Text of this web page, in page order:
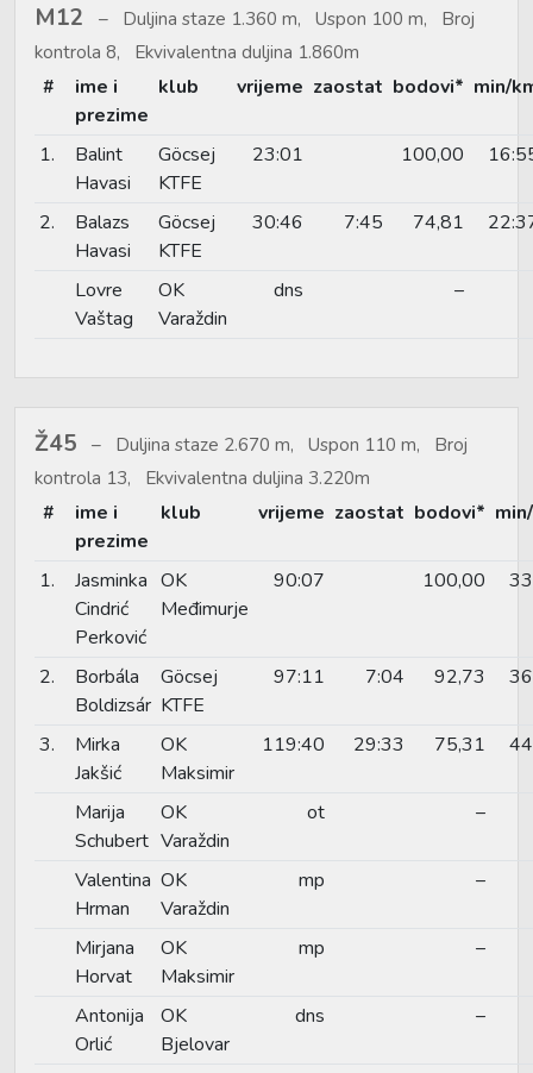
M12
Duljina staze 1.360 m, Uspon 100 m, Broj
kontrola 8, Ekvivalentna duljina 1.860m
#
ime i
prezime
klub vrijeme zaostat bodovi* min/
1.
Balint
Havasi
Göcsej
KTFE
23:01 100,00
2.
Balazs
Havasi
Göcsej
KTFE
30:46 7:45 74,81
Lovre
Vaštag
OK
Varaždin
dns –
Ž45
Duljina staze 2.670 m, Uspon 110 m, Broj
kontrola 13, Ekvivalentna duljina 3.220m
#
ime i
prezime
klub vrijeme zaostat bodovi*
1.
Jasminka
Cindrić
Perković
OK
Međimurje
90:07 100,00
2.
Borbála
Boldizsár
Göcsej
KTFE
97:11 7:04 92,73
3.
Mirka
Jakšić
OK
Maksimir
119:40 29:33 75,31
Marija
Schubert
OK
Varaždin
ot –
Valentina
Hrman
OK
Varaždin
mp –
Mirjana
Horvat
OK
Maksimir
mp –
Antonija
Orlić
OK
Bjelovar
dns –